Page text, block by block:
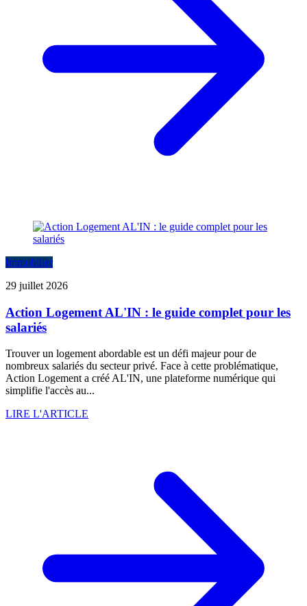
Immobilier
29 juillet 2026
Action Logement AL'IN : le guide complet pour les
salariés
Trouver un logement abordable est un défi majeur pour de
nombreux salariés du secteur privé. Face à cette problématique,
Action Logement a créé AL'IN, une plateforme numérique qui
simplifie l'accès au...
LIRE L'ARTICLE